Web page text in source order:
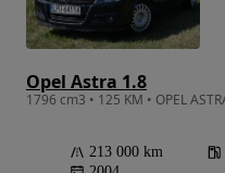
Opel Astra 1.8
213 000 km